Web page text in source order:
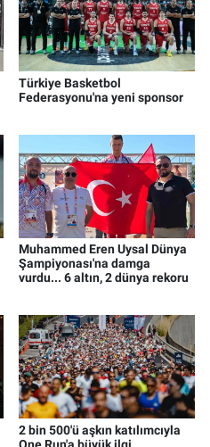
Türkiye Basketbol
Federasyonu'na yeni sponsor
Muhammed Eren Uysal Dünya
Şampiyonası'na damga
vurdu... 6 altın, 2 dünya rekoru
2 bin 500'ü aşkın katılımcıyla
One Run'a büyük ilgi